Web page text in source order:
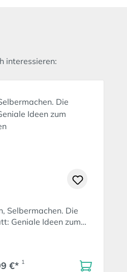
interessieren:
Selbermachen. Die
Geniale Ideen zum
€* 1